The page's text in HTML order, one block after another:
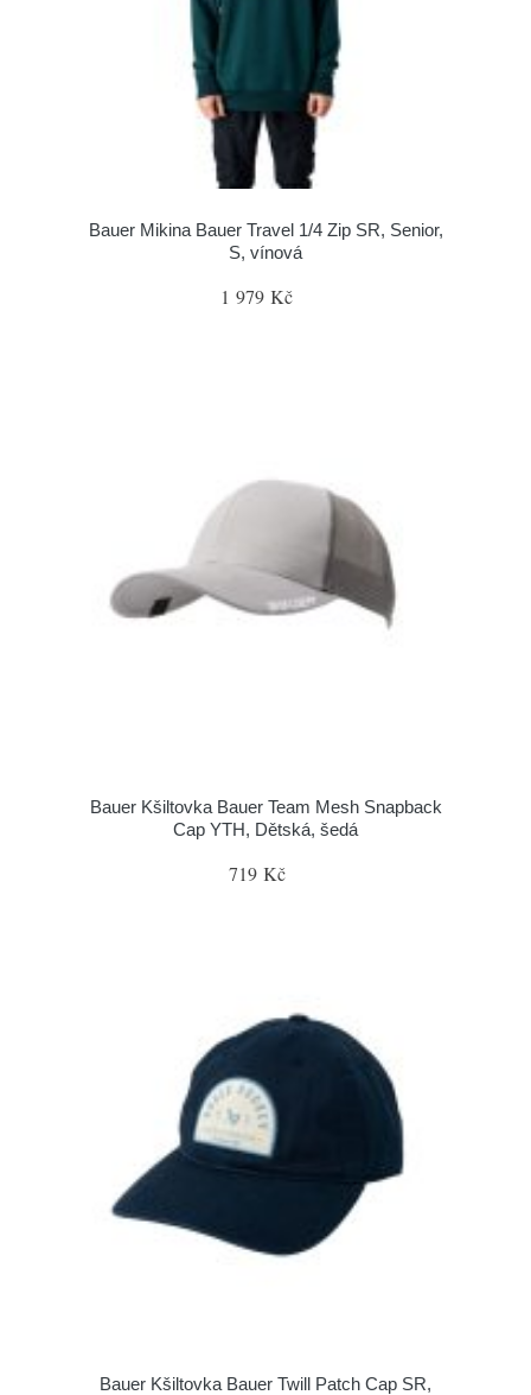
Bauer Mikina Bauer Travel 1/4 Zip SR, Senior,
S, vínová
1 979 Kč
Bauer Kšiltovka Bauer Team Mesh Snapback
Cap YTH, Dětská, šedá
719 Kč
Bauer Kšiltovka Bauer Twill Patch Cap SR,